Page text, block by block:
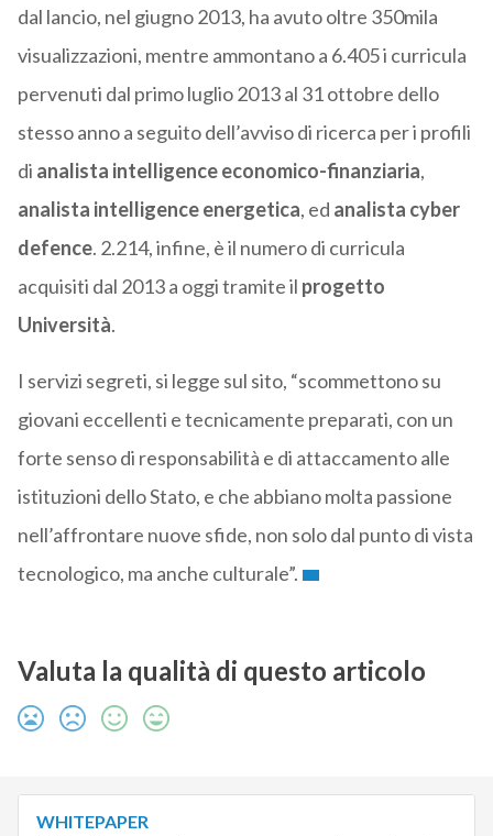
dal lancio, nel giugno 2013, ha avuto oltre 350mila
visualizzazioni, mentre ammontano a 6.405 i curricula
pervenuti dal primo luglio 2013 al 31 ottobre dello
stesso anno a seguito dell’avviso di ricerca per i profili
di analista intelligence economico-finanziaria,
analista intelligence energetica, ed analista cyber
defence. 2.214, infine, è il numero di curricula
acquisiti dal 2013 a oggi tramite il progetto
Università.
I servizi segreti, si legge sul sito, “scommettono su
giovani eccellenti e tecnicamente preparati, con un
forte senso di responsabilità e di attaccamento alle
istituzioni dello Stato, e che abbiano molta passione
nell’affrontare nuove sfide, non solo dal punto di vista
tecnologico, ma anche culturale”.
Valuta la qualità di questo articolo
WHITEPAPER